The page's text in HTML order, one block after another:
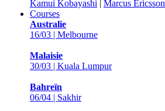
Kamui Kobayashi | Marcus Ericsson
Courses
Australie
16/03 | Melbourne
Malaisie
30/03 | Kuala Lumpur
Bahreïn
06/04 | Sakhir